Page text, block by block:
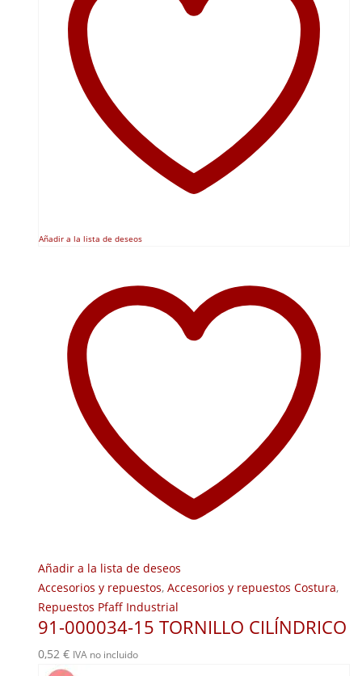
Añadir a la lista de deseos
Añadir a la lista de deseos
Accesorios y repuestos, Accesorios y repuestos Costura,
Repuestos Pfaff Industrial
91-000034-15 TORNILLO CILÍNDRICO
0,52 € IVA no incluido